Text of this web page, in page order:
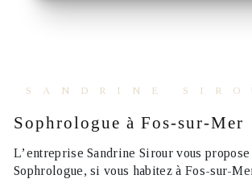
SANDRINE
Sophrologue à Fos-sur-Mer
L’entrepriseSandrine Sirourvous
Sophrologue, si vous habitez à Fos-sur-